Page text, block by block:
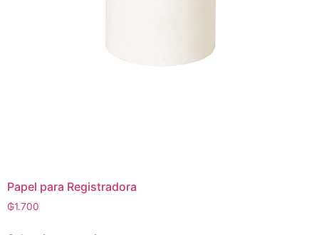
Papel para Registradora
₲1.700